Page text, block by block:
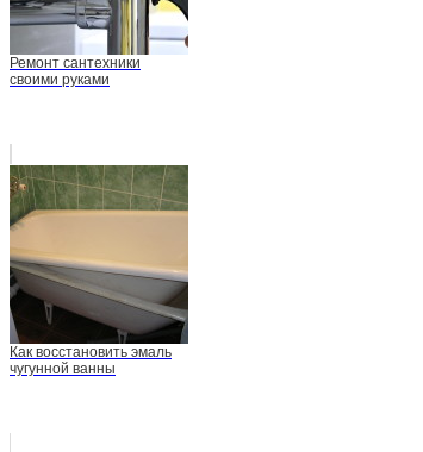
Ремонт сантехники
своими руками
Как восстановить эмаль
чугунной ванны